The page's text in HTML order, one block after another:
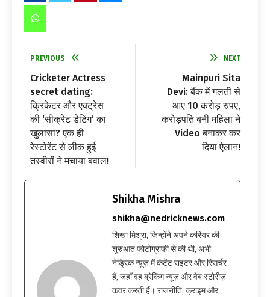
PREVIOUS
Cricketer Actress
secret dating:
क्रिकेटर और एक्ट्रेस
की ‘सीक्रेट डेटिंग’ का
खुलासा? एक ही
रेस्टोरेंट से लीक हुई
तस्वीरों ने मचाया बवाल!
NEXT
Mainpuri Sita
Devi: बैंक में गलती से
आए 10 करोड़ रुपए,
करोड़पति बनी महिला ने
Video बनाकर कर
दिया ऐलान!
Shikha Mishra
shikha@nedricknews.com
शिखा मिश्रा, जिन्होंने अपने करियर की
शुरुआत फोटोग्राफी से की थी, अभी
नेड्रिक न्यूज़ में कंटेंट राइटर और रिसर्चर
हैं, जहाँ वह ब्रेकिंग न्यूज़ और वेब स्टोरीज़
कवर करती हैं। राजनीति, क्राइम और